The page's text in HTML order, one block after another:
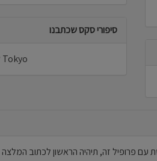
סיפורי סקס שכתבנו
Tokyo לא פרסמו סיפורי סקס באתר.
עם פרופיל זה, תיהיה הראשון לכתוב המלצה